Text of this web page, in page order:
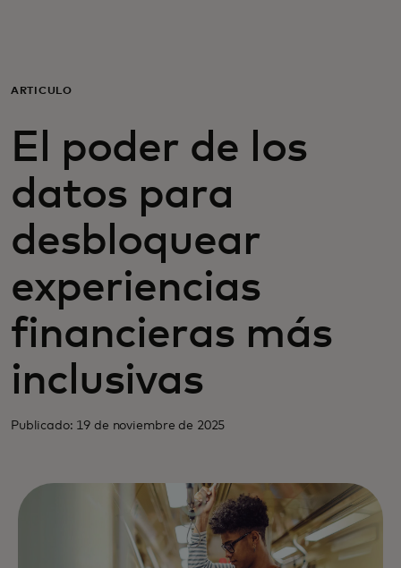
Para empresas
Para el mundo
Para innovadores
Noticias y tendencias
ARTÍCULO
El poder de los
datos para
desbloquear
experiencias
financieras más
inclusivas
Publicado: 19 de noviembre de 2025